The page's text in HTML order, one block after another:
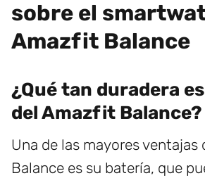
sobre el
Amazfit Balance
¿Qué tan duradera
del Amazfit Balance?
Una de las mayores ventajas
Balance es su batería, que